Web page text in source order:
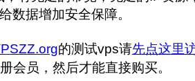
数据增加安全保障。
的测试vps请先点这里
会员，然后才能直接购买。